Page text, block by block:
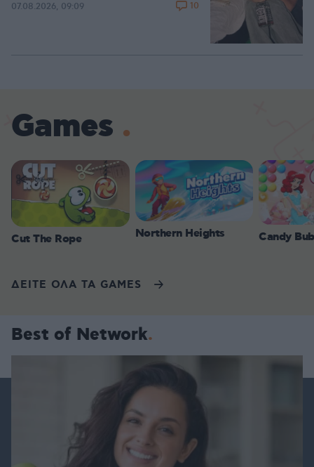
07.08.2026, 09:09 10
Games
Cut The Rope Northern Heights Candy
ΔΕΙΤΕ ΟΛΑ ΤΑ GAMES
Best of Network